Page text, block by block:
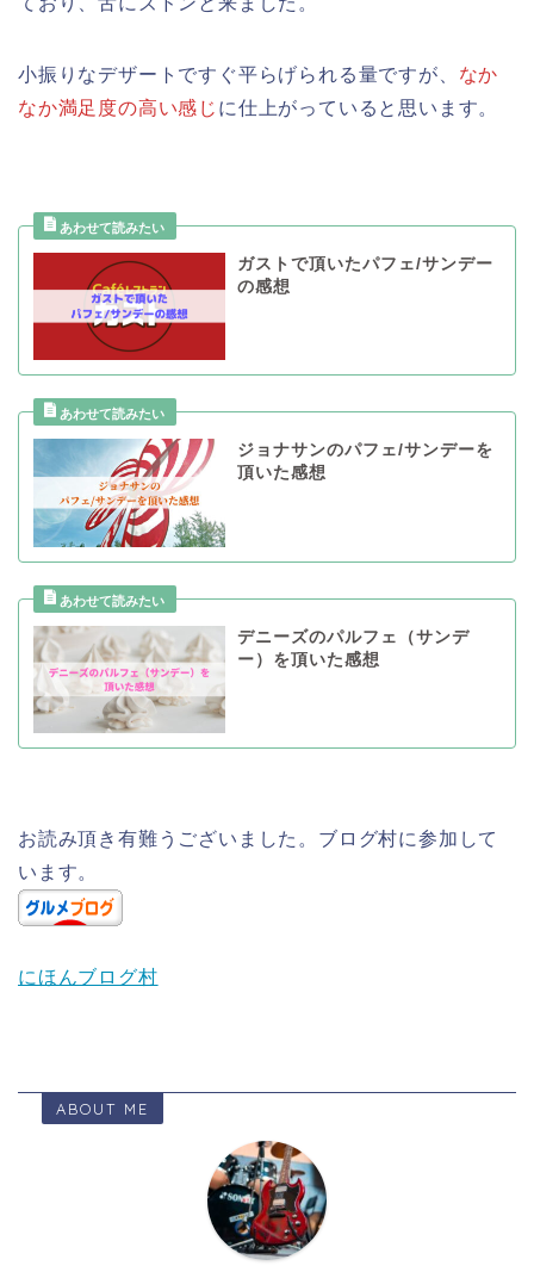
小振りなデザートですぐ平らげられる量ですが、 なか
なか満足度の高い感じ に仕上がっていると思います。
ガストで頂いたパフェ/サンデー
の感想
ジョナサンのパフェ/サンデーを
頂いた感想
デニーズのパルフェ（サンデ
ー）を頂いた感想
お読み頂き有難うございました。ブログ村に参加して
います。
にほんブログ村
ABOUT ME